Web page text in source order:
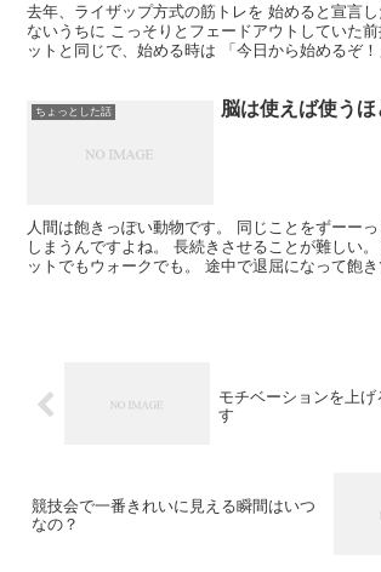
去年、ライザップ方式の筋トレを 始めると宣言
ないうちに こっそりとフェードアウトしていた
ットと同じで、始める時は 「今日から始めるぞ！
ちょっとした話 脳は使えば使うほ
人間は飽きっぽい動物です。 同じことをずーー
しまうんですよね。 長続きさせることが難しい
ットでもウォークでも。 途中で退屈になって飽き
モチベーションを上げ
す
競技会で一番きれいに見える瞬間はいつ
なの？